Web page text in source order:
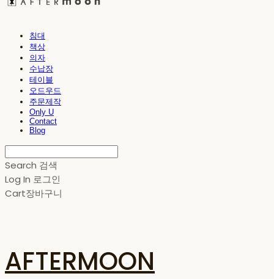
침대
책상
의자
수납장
테이블
오드우드
주문제작
Only U
Contact
Blog
Search 검색
Log In 로그인
Cart장바구니
AFTERMOON